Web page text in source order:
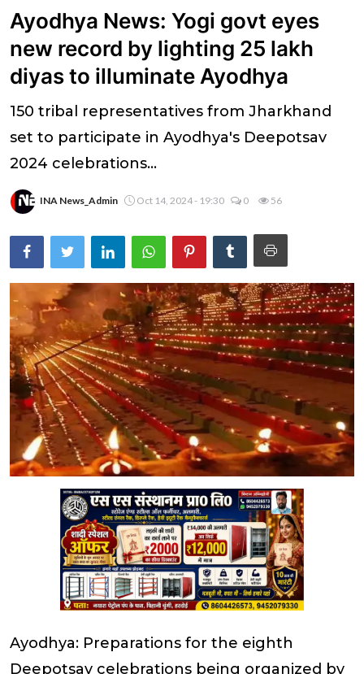
कृषि
टेक्नोलॉजी / बिजनेस
वायरल न्यूज़
Ayodhya News: Yogi govt eyes
new record by lighting 25 lakh
diyas to illuminate Ayodhya
150 tribal representatives from Jharkhand
set to participate in Ayodhya's Deepotsav
2024 celebrations...
INA News_Admin Oct 14, 2024 - 19:30 0 56
Ayodhya: Preparations for the eighth
Deepotsav celebrations being organized by